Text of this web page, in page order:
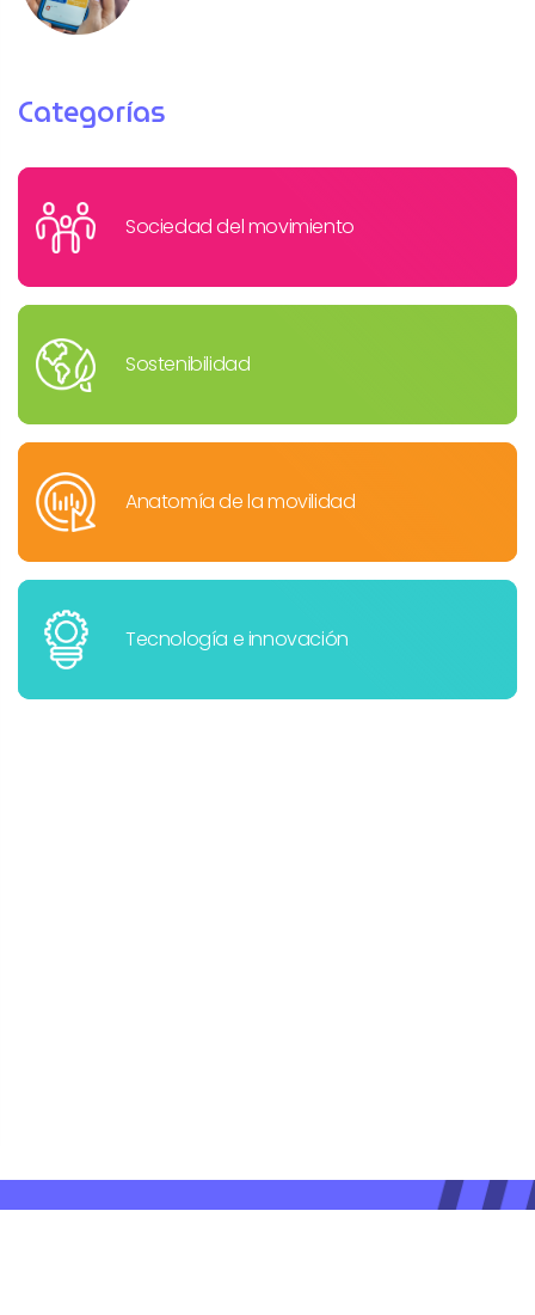
Categorías
Sociedad del movimiento
Sostenibilidad
Anatomía de la movilidad
Tecnología e innovación